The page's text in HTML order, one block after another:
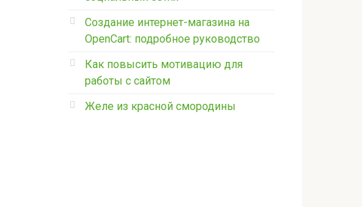
Создание интернет-магазина на
OpenCart: подробное руководство
Как повысить мотивацию для
работы с сайтом
Желе из красной смородины